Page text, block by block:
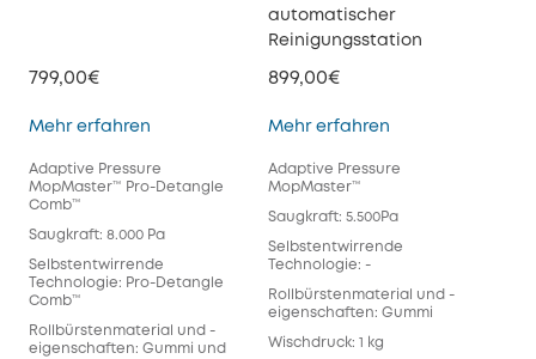
799,00€
Mehr erfahren
Adaptive Pressure
MopMaster™ Pro-Detangle
Comb™
Saugkraft: 8.000 Pa
Selbstentwirrende
Technologie: Pro-Detangle
Comb™
Rollbürstenmaterial und -
eigenschaften: Gummi und
automatischer
Reinigungsstation
899,00€
Mehr erfahren
Adaptive Pressure
MopMaster™
Saugkraft: 5.500Pa
Selbstentwirrende
Technologie: -
Rollbürstenmaterial und -
eigenschaften: Gummi
Wischdruck: 1 kg